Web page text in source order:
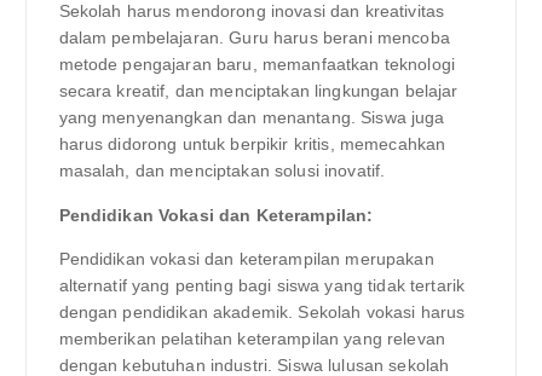
Sekolah harus mendorong inovasi dan kreativitas
dalam pembelajaran. Guru harus berani mencoba
metode pengajaran baru, memanfaatkan teknologi
secara kreatif, dan menciptakan lingkungan belajar
yang menyenangkan dan menantang. Siswa juga
harus didorong untuk berpikir kritis, memecahkan
masalah, dan menciptakan solusi inovatif.
Pendidikan Vokasi dan Keterampilan:
Pendidikan vokasi dan keterampilan merupakan
alternatif yang penting bagi siswa yang tidak tertarik
dengan pendidikan akademik. Sekolah vokasi harus
memberikan pelatihan keterampilan yang relevan
dengan kebutuhan industri. Siswa lulusan sekolah